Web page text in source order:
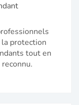
protection
tout en